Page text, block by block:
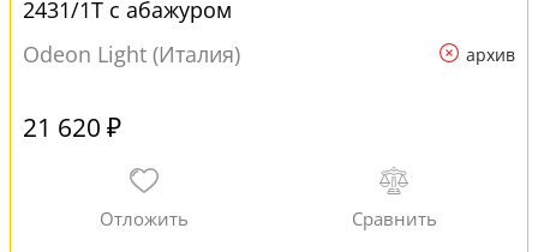
2431/1T с абажуром
Odeon Light (Италия)
архив
21 620 ₽